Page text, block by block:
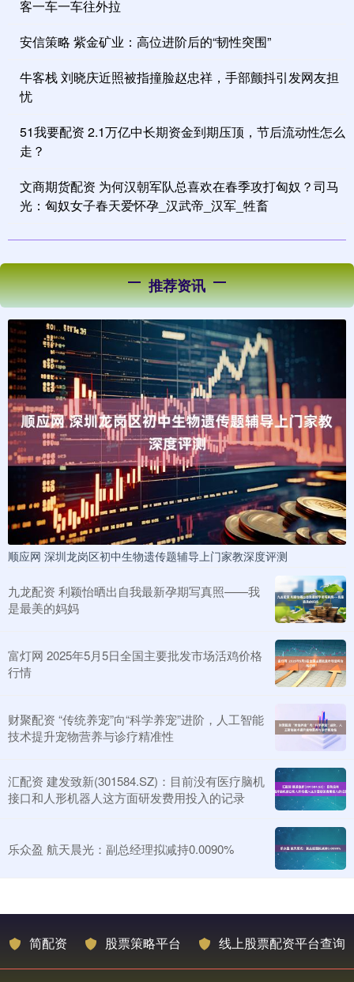
客一车一车往外拉
安信策略 紫金矿业：高位进阶后的“韧性突围”
牛客栈 刘晓庆近照被指撞脸赵忠祥，手部颤抖引发网友担
忧
51我要配资 2.1万亿中长期资金到期压顶，节后流动性怎么
走？
文商期货配资 为何汉朝军队总喜欢在春季攻打匈奴？司马
光：匈奴女子春天爱怀孕_汉武帝_汉军_牲畜
推荐资讯
顺应网 深圳龙岗区初中生物遗传题辅导上门家教深度评测
九龙配资 利颖怡晒出自我最新孕期写真照——我
是最美的妈妈
富灯网 2025年5月5日全国主要批发市场活鸡价格
行情
财聚配资 “传统养宠”向“科学养宠”进阶，人工智能
技术提升宠物营养与诊疗精准性
汇配资 建发致新(301584.SZ)：目前没有医疗脑机
接口和人形机器人这方面研发费用投入的记录
乐众盈 航天晨光：副总经理拟减持0.0090%
简配资 股票策略平台 线上股票配资平台查询